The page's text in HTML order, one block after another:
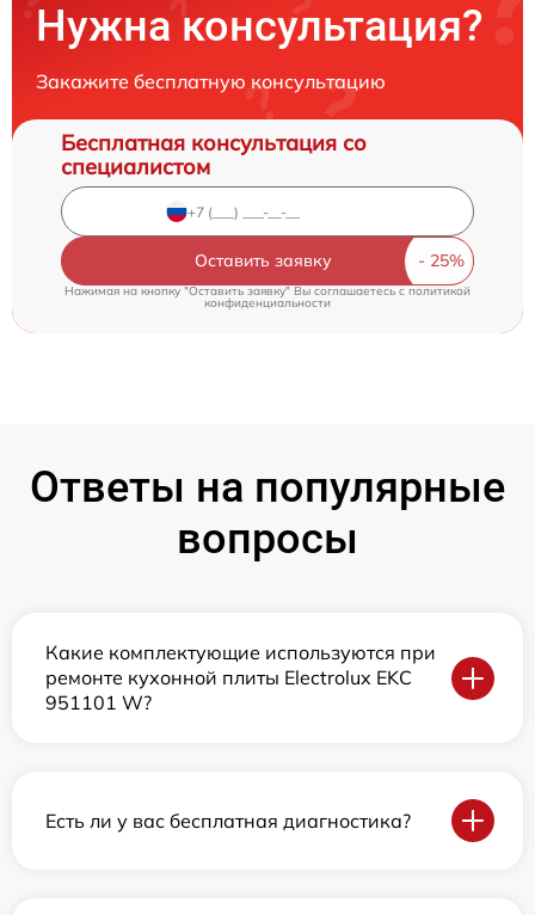
Нужна консультация?
Закажите бесплатную консультацию
Бесплатная консультация со
специалистом
Оставить заявку
Нажимая на кнопку "Оставить заявку" Вы соглашаетесь cполитикой
конфиденциальности
Ответы на популярные
вопросы
Какие комплектующие используются при
ремонте кухонной плиты Electrolux EKC
951101 W?
Есть ли у вас бесплатная диагностика?